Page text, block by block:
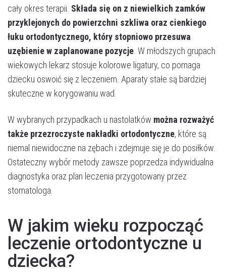
cały okres terapii. Składa się on z niewielkich zamków
przyklejonych do powierzchni szkliwa oraz cienkiego
łuku ortodontycznego, który stopniowo przesuwa
uzębienie w zaplanowane pozycje . W młodszych grupach
wiekowych lekarz stosuje kolorowe ligatury, co pomaga
dziecku oswoić się z leczeniem. Aparaty stałe są bardziej
skuteczne w korygowaniu wad.
W wybranych przypadkach u nastolatków można rozważyć
także przezroczyste nakładki ortodontyczne, które są
niemal niewidoczne na zębach i zdejmuje się je do posiłków.
Ostateczny wybór metody zawsze poprzedza indywidualna
diagnostyka oraz plan leczenia przygotowany przez
stomatologa.
W jakim wieku rozpocząć
leczenie ortodontyczne u
dziecka?